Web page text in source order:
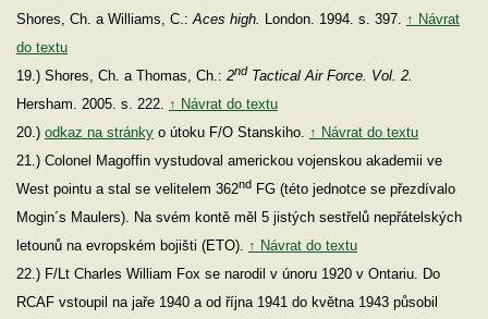
Shores, Ch. a Williams, C.: Aces high. London. 1994. s. 397. ↑ Návrat
do textu
19.) Shores, Ch. a Thomas, Ch.: 2nd Tactical Air Force. Vol. 2.
Hersham. 2005. s. 222. ↑ Návrat do textu
20.) odkaz na stránky o útoku F/O Stanskiho. ↑ Návrat do textu
21.) Colonel Magoffin vystudoval americkou vojenskou akademii ve
West pointu a stal se velitelem 362nd FG (této jednotce se přezdívalo
Mogin´s Maulers). Na svém kontě měl 5 jistých sestřelů nepřátelských
letounů na evropském bojišti (ETO). ↑ Návrat do textu
22.) F/Lt Charles William Fox se narodil v únoru 1920 v Ontariu. Do
RCAF vstoupil na jaře 1940 a od října 1941 do května 1943 působil